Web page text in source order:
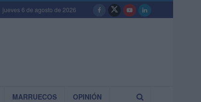
jueves 6 de agosto de 2026
MARRUECOS OPINIÓN